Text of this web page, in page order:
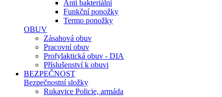
Anti bakteriální
Funkční ponožky
Termo ponožky
OBUV
Zásahová obuv
Pracovní obuv
Profylaktická obuv - DIA
Příslušenství k obuvi
BEZPEČNOST
Bezpečnostní složky
Rukavice Policie, armáda